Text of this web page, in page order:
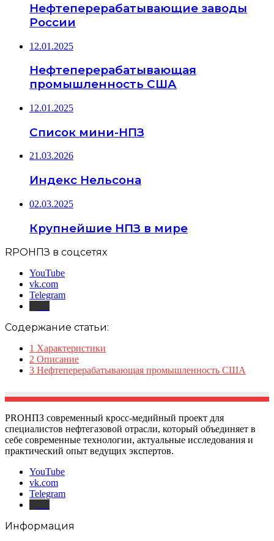
Нефтеперерабатывающие заводы
России
12.01.2025
Нефтеперерабатывающая
промышленность США
12.01.2025
Список мини-НПЗ
21.03.2026
Индекс Нельсона
02.03.2025
Крупнейшие НПЗ в мире
RPOНПЗ в соцсетях
YouTube
vk.com
Telegram
Содержание статьи:
1 Характеристики
2 Описание
3 Нефтеперерабатывающая промышленность США
PROНПЗ современный кросс-медийный проект для
специалистов нефтегазовой отрасли, который объединяет в
себе современные технологии, актуальные исследования и
практический опыт ведущих экспертов.
YouTube
vk.com
Telegram
Информация